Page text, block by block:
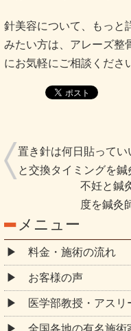
針美容について、もっと
みたい方は、アレーズ整
にお気軽にご相談くださ
置き針は何日貼ってい
と交換タイミングを鍼
不妊と鍼
度を鍼灸
メニュー
料金・施術の流れ
お客様の声
医学部教授・アス
全国各地の有名施術